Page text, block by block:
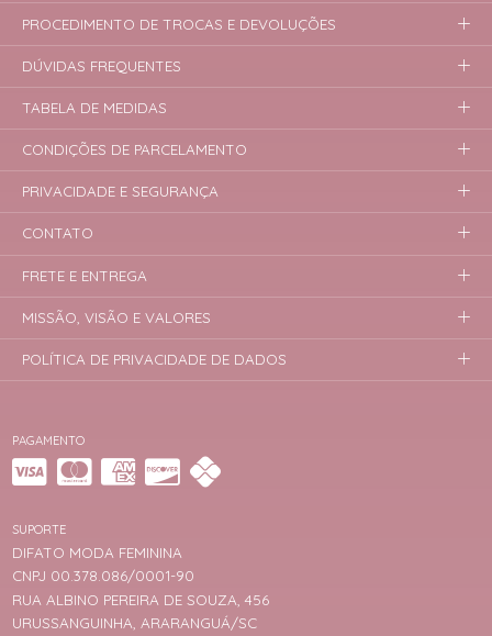
PAGAMENTO
SUPORTE
DIFATO MODA FEMININA
CNPJ 00.378.086/0001-90
RUA ALBINO PEREIRA DE SOUZA, 456
URUSSANGUINHA, ARARANGUÁ/SC
PROCEDIMENTO DE TROCAS E DEVOLUÇÕES
DÚVIDAS FREQUENTES
TABELA DE MEDIDAS
CONDIÇÕES DE PARCELAMENTO
PRIVACIDADE E SEGURANÇA
CONTATO
FRETE E ENTREGA
MISSÃO, VISÃO E VALORES
POLÍTICA DE PRIVACIDADE DE DADOS